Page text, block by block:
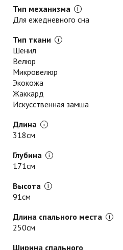
Тип механизма
Для ежедневного сна
Тип ткани
Шенил
Велюр
Микровелюр
Экокожа
Жаккард
Искусственная замша
Длина
318см
Глубина
171см
Высота
91см
Длина спального места
250см
Ширина спального